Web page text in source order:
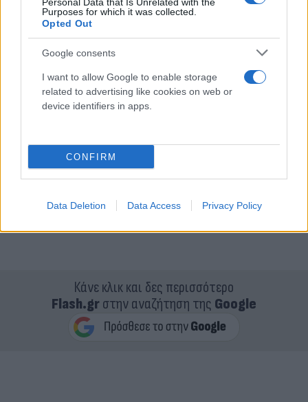
Purposes for which it was collected.
Opted Out
Google consents
I want to allow Google to enable storage
related to advertising like cookies on web or
device identifiers in apps.
CONFIRM
Data Deletion Data Access Privacy Policy
Κάνε κλικ και δες περισσότερο
Flash.grστην αναζήτηση της Google